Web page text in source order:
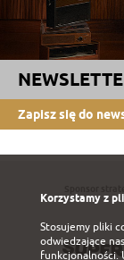
Zapisz się do
Korzystamy z
Stosujemy pliki
odwiedzające
funkcjonalności.